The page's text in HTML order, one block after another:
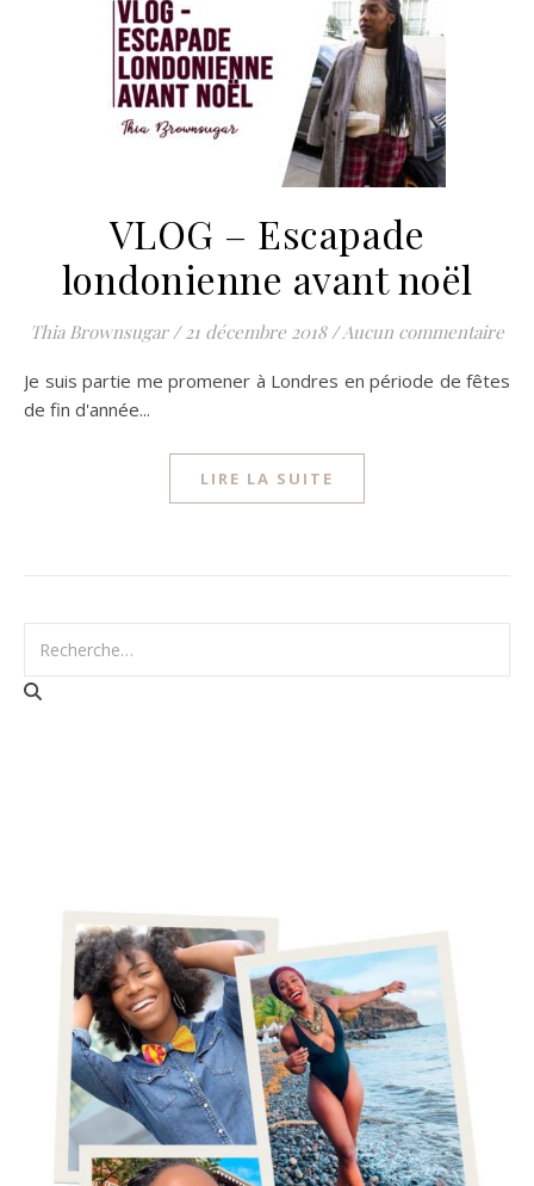
VLOG – Escapade
londonienne avant noël
Thia Brownsugar / 21 décembre 2018 /Aucun commentaire
Je suis partie me promener à Londres en période de fêtes
de fin d'année...
LIRE LA SUITE